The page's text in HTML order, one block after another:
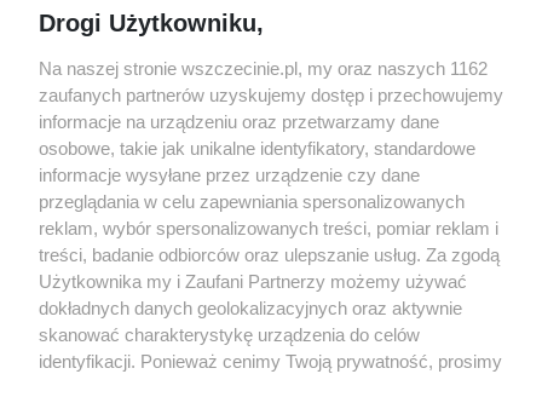
targi
Wernisaże
Więcej
Specjalny koncert z okazji
20. urodzin portalu
wSzczecinie.pl
Regulamin konkursów
śniadaniówka "Hej
Szczecin! Jest piątek!"
Partnerzy
Praca Szczecin
Drogi Użytkowniku,
Na naszej stronie wszczecinie.pl, my oraz naszych 1162
zaufanych partnerów uzyskujemy dostęp i przechowujemy
informacje na urządzeniu oraz przetwarzamy dane
osobowe, takie jak unikalne identyfikatory, standardowe
informacje wysyłane przez urządzenie czy dane
przeglądania w celu zapewniania spersonalizowanych
reklam, wybór spersonalizowanych treści, pomiar reklam i
treści, badanie odbiorców oraz ulepszanie usług. Za zgodą
Użytkownika my i Zaufani Partnerzy możemy używać
dokładnych danych geolokalizacyjnych oraz aktywnie
skanować charakterystykę urządzenia do celów
identyfikacji. Ponieważ cenimy Twoją prywatność, prosimy